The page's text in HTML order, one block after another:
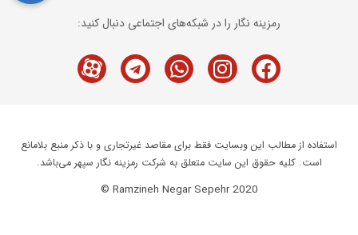
رمزینه نگار را در شبکه‌های اجتماعی دنبال کنید:
Facebook
Instagram
Whatsapp
Telegram
M-
icon-
استفاده از مطالب این وبسایت فقط برای مقاصد غیرتجاری و با ذکر منبع بلامانع
است. کلیه حقوق این سایت متعلق به شرکت رمزینه نگار سپهر می‌باشد.
Ramzineh Negar Sepehr 2020 ©